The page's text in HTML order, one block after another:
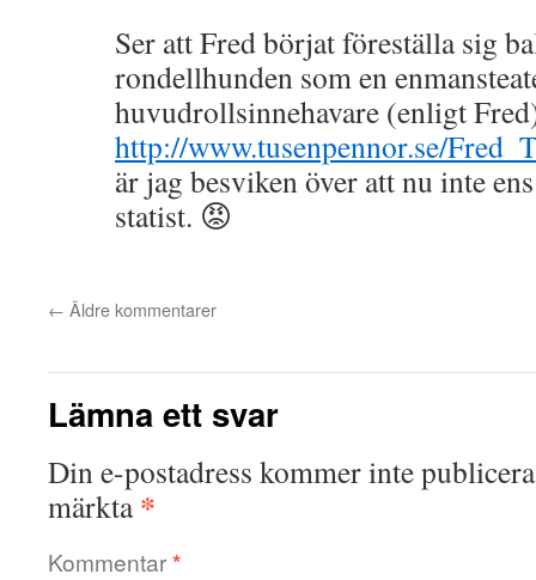
Ser att Fred börjat föreställa sig
rondellhunden som en
huvudrollsinnehavare (enligt
http://www.tusenpennor.se/
är jag besviken över att nu inte
statist. 😡
← Äldre kommentarer
Lämna ett svar
Din e-postadress kommer inte
märkta*
Kommentar*